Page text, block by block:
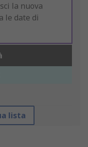
la nuova
le date di
lista